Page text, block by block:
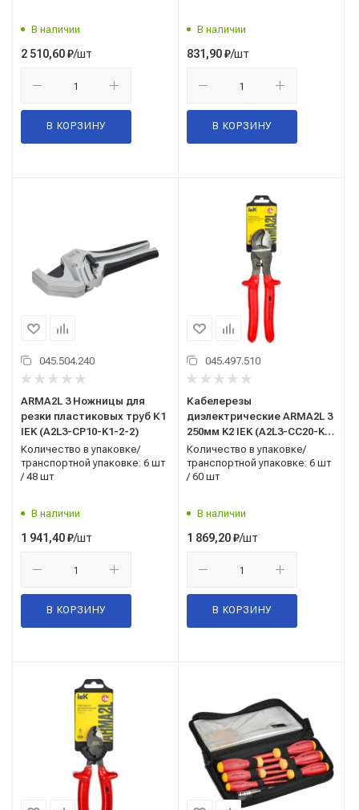
В наличии
2 510,60₽/шт
В КОРЗИНУ
В наличии
831,90₽/шт
В КОРЗИНУ
045.504.240
ARMA2L 3 Ножницы для
резки пластиковых труб К1
IEK (A2L3-CP10-K1-2-2)
Количество в упаковке/
транспортной упаковке: 6 шт
/ 48 шт
В наличии
1 941,40₽/шт
В КОРЗИНУ
045.497.510
Кабелерезы
диэлектрические ARMA2L 3
250мм K2 IEK (A2L3-CC20-K2-
250)
Количество в упаковке/
транспортной упаковке: 6 шт
/ 60 шт
В наличии
1 869,20₽/шт
В КОРЗИНУ